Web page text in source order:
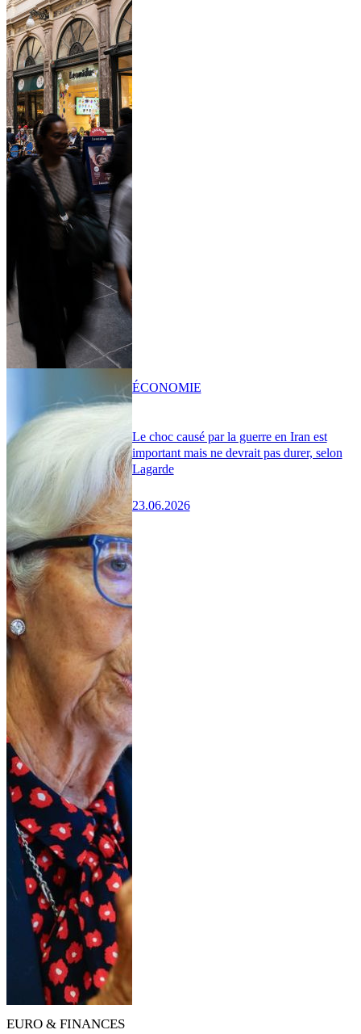
Le choc causé par la guerre en Iran est
important mais ne devrait pas durer, selon
Lagarde
23.06.2026
ÉCONOMIE
EURO & FINANCES